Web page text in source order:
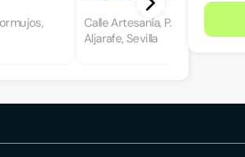
Calle Artesanía, P.I.S.A., 41927,
Aljarafe, Sevilla